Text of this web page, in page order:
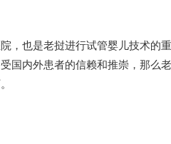
，也是老挝进行试管婴儿技术的
国内外患者的信赖和推崇，那么